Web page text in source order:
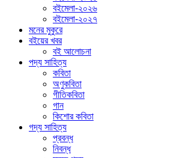
বইমেলা-২০২৬
বইমেলা-২০২৭
মনের মুকুরে
বইয়ের খবর
বই আলোচনা
পদ্য সাহিত্য
কবিতা
অণুকবিতা
গীতিকবিতা
গান
কিশোর কবিতা
গদ্য সাহিত্য
প্রবন্ধ
নিবন্ধ